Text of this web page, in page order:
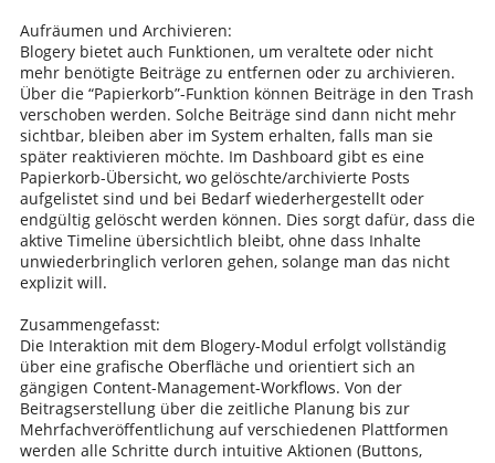
Aufräumen und Archivieren:
Blogery bietet auch Funktionen, um veraltete oder nicht
mehr benötigte Beiträge zu entfernen oder zu archivieren.
Über die “Papierkorb”-Funktion können Beiträge in den Trash
verschoben werden. Solche Beiträge sind dann nicht mehr
sichtbar, bleiben aber im System erhalten, falls man sie
später reaktivieren möchte. Im Dashboard gibt es eine
Papierkorb-Übersicht, wo gelöschte/archivierte Posts
aufgelistet sind und bei Bedarf wiederhergestellt oder
endgültig gelöscht werden können. Dies sorgt dafür, dass die
aktive Timeline übersichtlich bleibt, ohne dass Inhalte
unwiederbringlich verloren gehen, solange man das nicht
explizit will.
Zusammengefasst:
Die Interaktion mit dem Blogery-Modul erfolgt vollständig
über eine grafische Oberfläche und orientiert sich an
gängigen Content-Management-Workflows. Von der
Beitragserstellung über die zeitliche Planung bis zur
Mehrfachveröffentlichung auf verschiedenen Plattformen
werden alle Schritte durch intuitive Aktionen (Buttons,